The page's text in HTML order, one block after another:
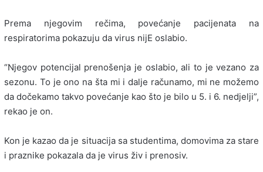
Prema njegovim rečima, povećanje pacijenata na
respiratorima pokazuju da virus nijE oslabio.
“Njegov potencijal prenošenja je oslabio, ali to je vezano za
sezonu. To je ono na šta mi i dalje računamo, mi ne možemo
da dočekamo takvo povećanje kao što je bilo u 5. i 6. nedjelji”,
rekao je on.
Kon je kazao da je situacija sa studentima, domovima za stare
i praznike pokazala da je virus živ i prenosiv.